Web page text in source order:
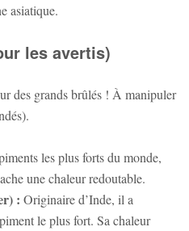
asiatique.
les avertis)
des grands brûlés ! À manipuler
les plus forts du monde,
une chaleur redoutable.
: Originaire d’Inde, il a
le plus fort. Sa chaleur